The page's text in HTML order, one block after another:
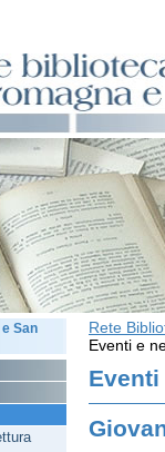
Rete
Eventi e
Eventi
San